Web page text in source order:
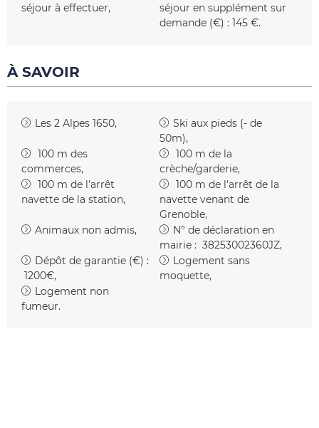
séjour à effectuer
séjour en supplément sur
demande (€) : 145 €
À SAVOIR
Les 2 Alpes 1650
Ski aux pieds (- de
50m)
100 m des
commerces
100 m de la
crèche/garderie
100 m de l'arrêt
navette de la station
100 m de l'arrêt de la
navette venant de
Grenoble
Animaux non admis
N° de déclaration en
mairie : 38253002360JZ
Dépôt de garantie (€) :
1200€
Logement sans
moquette
Logement non
fumeur